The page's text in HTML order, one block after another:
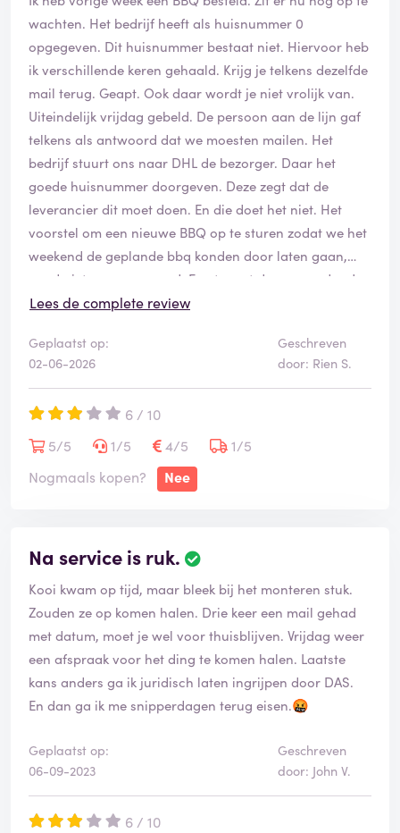
wachten. Het bedrijf heeft als huisnummer 0
opgegeven. Dit huisnummer bestaat niet. Hiervoor heb
ik verschillende keren gehaald. Krijg je telkens dezelfde
mail terug. Geapt. Ook daar wordt je niet vrolijk van.
Uiteindelijk vrijdag gebeld. De persoon aan de lijn gaf
telkens als antwoord dat we moesten mailen. Het
bedrijf stuurt ons naar DHL de bezorger. Daar het
goede huisnummer doorgeven. Deze zegt dat de
leverancier dit moet doen. En die doet het niet. Het
voorstel om een nieuwe BBQ op te sturen zodat we het
weekend de geplande bbq konden door laten gaan,
werd niet op gereageerd. Eerst moet de vervoerder de
bbq terugsturen. Balen.
Lees de complete review
Geplaatst op:
02-06-2026
Geschreven
door: Rien S.
6 / 10
5/5
1/5 4/5
1/5
Nogmaals kopen?
Nee
Na service is ruk.
Kooi kwam op tijd, maar bleek bij het monteren stuk.
Zouden ze op komen halen. Drie keer een mail gehad
met datum, moet je wel voor thuisblijven. Vrijdag weer
een afspraak voor het ding te komen halen. Laatste
kans anders ga ik juridisch laten ingrijpen door DAS.
En dan ga ik me snipperdagen terug eisen.🤬
Geplaatst op:
06-09-2023
Geschreven
door: John V.
6 / 10